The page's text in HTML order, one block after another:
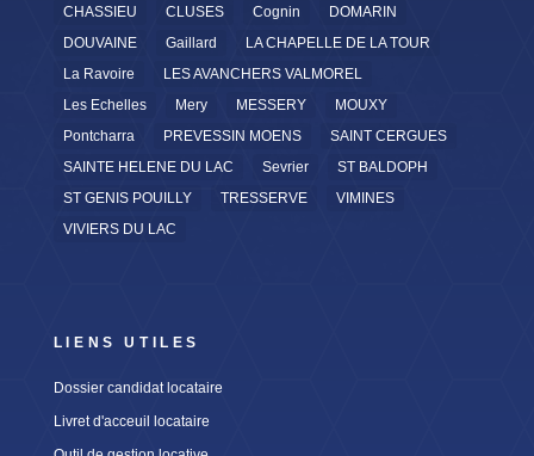
CHASSIEU
CLUSES Cognin
DOMARIN
DOUVAINE
Gaillard
LA CHAPELLE DE LA TOUR
La Ravoire
LES AVANCHERS VALMOREL
Les Echelles
Mery MESSERY
MOUXY
Pontcharra
PREVESSIN MOENS
SAINT CERGUES
SAINTE HELENE DU LAC
Sevrier
ST BALDOPH
ST GENIS POUILLY
TRESSERVE
VIMINES
VIVIERS DU LAC
LIENS UTILES
Dossier candidat locataire
Livret d'acceuil locataire